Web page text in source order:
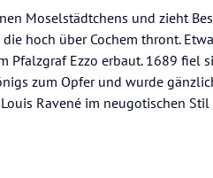
Moselstädtchens und zieht
hoch über Cochem thront.
Pfalzgraf Ezzo erbaut. 1689 fiel
zum Opfer und wurde
Ravené im neugotischen